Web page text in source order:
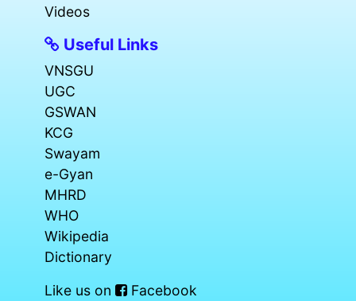
Videos
Useful Links
VNSGU
UGC
GSWAN
KCG
Swayam
e-Gyan
MHRD
WHO
Wikipedia
Dictionary
Like us on
Facebook